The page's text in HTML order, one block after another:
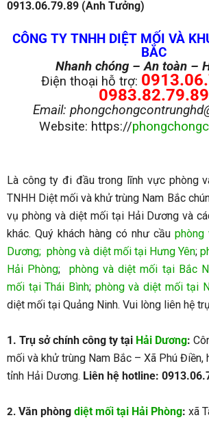
0913.06.79.89 (Anh Tưởng)
CÔNG TY TNHH DIỆT MỐI VÀ
BẮC
Nhanh chóng – An toàn –
Điện thoại hỗ trợ:
0983.82.79.89
Email:
Website: https://
Là công ty đi đầu trong lĩnh vực phòng
TNHH Diệt mối và khử trùng Nam Bắc
vụ phòng và diệt mối tại Hải Dương và
khác. Quý khách hàng có như cầu
Dương; phòng và diệt mối tại Hưng Yên;
Hải Phòng; phòng và diệt mối tại Bắc
mối tại Thái Bình; phòng và diệt mối tại
diệt mối tại Quảng Ninh. Vui lòng liên hệ
1. Trụ sở chính công ty tại Hải Dương:
mối và khử trùng Nam Bắc – Xã Phú Điền,
tỉnh Hải Dương. Liên hệ hotline:
2. Văn phòng diệt mối tại Hải Phòng: xã